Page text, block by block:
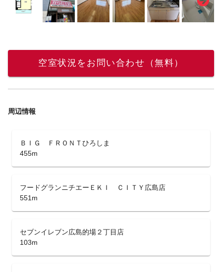
空室状況をお問い合わせ（無料）
周辺情報
ＢＩＧ ＦＲＯＮＴひろしま
455m
フードグランニチエーＥＫＩ ＣＩＴＹ広島店
551m
セブンイレブン広島的場２丁目店
103m